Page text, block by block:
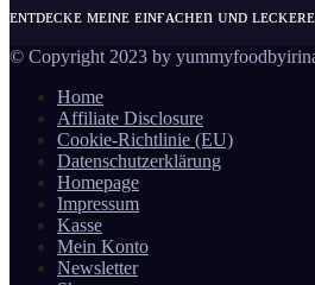
ᴇɴᴛᴅᴇᴄᴋᴇ ᴍᴇɪɴᴇ ᴇɪɴғᴀᴄʜᴇn ᴜɴᴅ
© Copyright 2023 by
Home
Affiliate Disclosure
Cookie-Richtlinie (EU)
Datenschutzerklärung
Homepage
Impressum
Kasse
Mein Konto
Newsletter